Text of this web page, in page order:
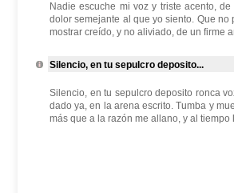
Nadie escuche mi voz y triste acento,
dolor semejante al que yo siento. Que
mostrar creído, y no aliviado, de un firme
Silencio, en tu sepulcro deposito...
Silencio, en tu sepulcro deposito ronca
dado ya, en la arena escrito. Tumba y
más que a la razón me allano, y al tiempo